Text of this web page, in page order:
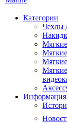
Категории
Чехлы
Информация